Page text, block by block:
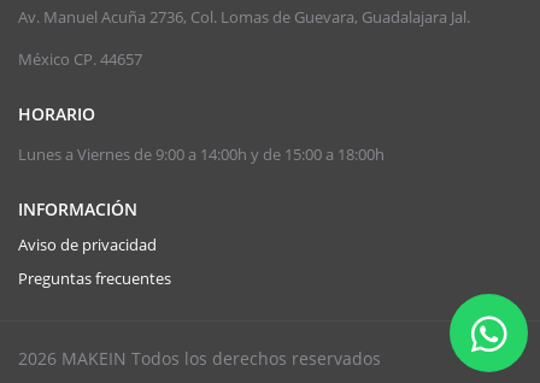
Av. Manuel Acuña 2736, Col. Lomas de Guevara, Guadalajara Jal.
México CP. 44657
HORARIO
Lunes a Viernes de 9:00 a 14:00h y de 15:00 a 18:00h
INFORMACIÓN
Aviso de privacidad
Preguntas frecuentes
2026 MAKEIN Todos los derechos reservados